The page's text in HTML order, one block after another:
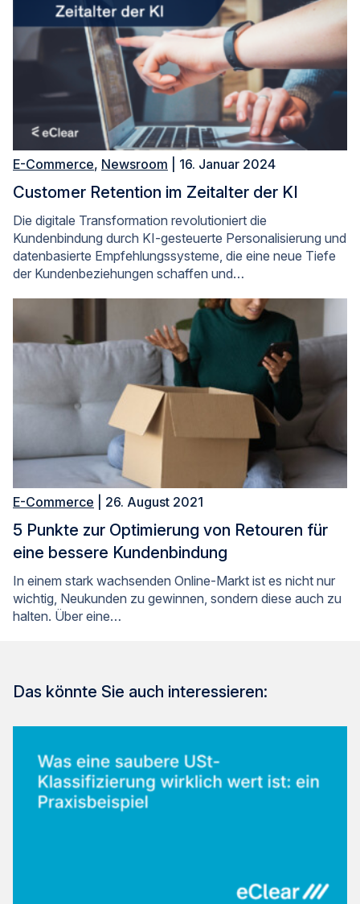
E-Commerce, Newsroom | 16. Januar 2024
Customer Retention im Zeitalter der KI
Die digitale Transformation revolutioniert die
Kundenbindung durch KI-gesteuerte Personalisierung und
datenbasierte Empfehlungssysteme, die eine neue Tiefe
der Kundenbeziehungen schaffen und…
E-Commerce | 26. August 2021
5 Punkte zur Optimierung von Retouren für
eine bessere Kundenbindung
In einem stark wachsenden Online-Markt ist es nicht nur
wichtig, Neukunden zu gewinnen, sondern diese auch zu
halten. Über eine…
Das könnte Sie auch interessieren: